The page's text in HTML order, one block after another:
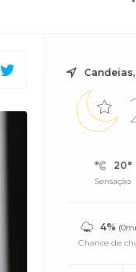
20°
Sensação
4%
Chance de